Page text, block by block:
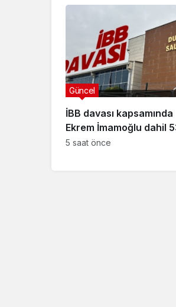
müebbet hapis cezası
İBB davası kapsamında
Ekrem İmamoğlu dahil
sanığın tutukluluğuna
Güncel
5 saat önce